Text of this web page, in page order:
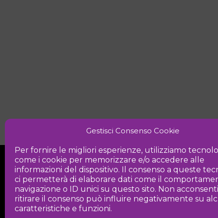
Gestisci Consenso Cookie
Per fornire le migliori esperienze, utilizziamo
come i cookie per memorizzare e/o accedere alle
informazioni del dispositivo. Il consenso a queste
ci permetterà di elaborare dati come il
navigazione o ID unici su questo sito. Non
ritirare il consenso può influire negativamente su
caratteristiche e funzioni.
Iniziativa